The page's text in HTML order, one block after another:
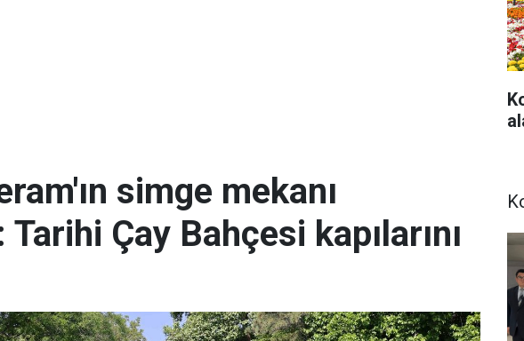
simge mekanı
Çay Bahçesi kapılarını